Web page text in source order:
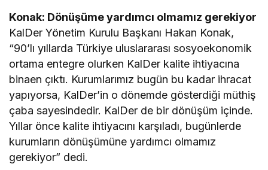
Konak: Dönüşüme yardımcı olmamız gerekiyor
KalDer Yönetim Kurulu Başkanı Hakan Konak,
“90’lı yıllarda Türkiye uluslararası sosyoekonomik
ortama entegre olurken KalDer kalite ihtiyacına
binaen çıktı. Kurumlarımız bugün bu kadar ihracat
yapıyorsa, KalDer’in o dönemde gösterdiği müthiş
çaba sayesindedir. KalDer de bir dönüşüm içinde.
Yıllar önce kalite ihtiyacını karşıladı, bugünlerde
kurumların dönüşümüne yardımcı olmamız
gerekiyor” dedi.